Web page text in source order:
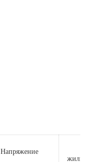
Напряжение
жилы *